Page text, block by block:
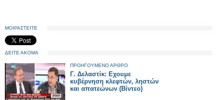
ΜΟΙΡΑΣΤΕΙΤΕ
ΔΕΙΤΕ ΑΚΟΜΑ
ΠΡΟΗΓΟΥΜΕΝΟ ΑΡΘΡΟ
Γ. Δελαστίκ: Εχουμε
κυβέρνηση κλεφτών, ληστών
και απατεώνων (Βίντεο)